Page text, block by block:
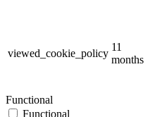
viewed_cookie_policy
11
months
Functional
Functional